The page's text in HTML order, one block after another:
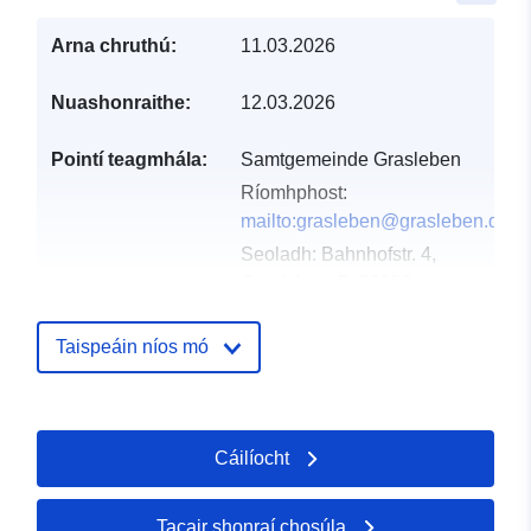
Arna chruthú: 11.03.2026
Nuashonraithe: 12.03.2026
Pointí teagmhála:
Samtgemeinde Grasleben
Ríomhphost:
mailto:grasleben@grasleben.de
Seoladh: Bahnhofstr. 4,
URL:
https://www.samtgemeinde-
Curtha le data.europa.eu:
March 2026
Nuashonraithe ar data.europa.eu:
Taispeáin níos mó
Cáilíocht